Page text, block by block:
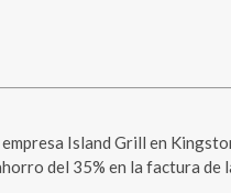
Island Grill en
del 35% en la factura de